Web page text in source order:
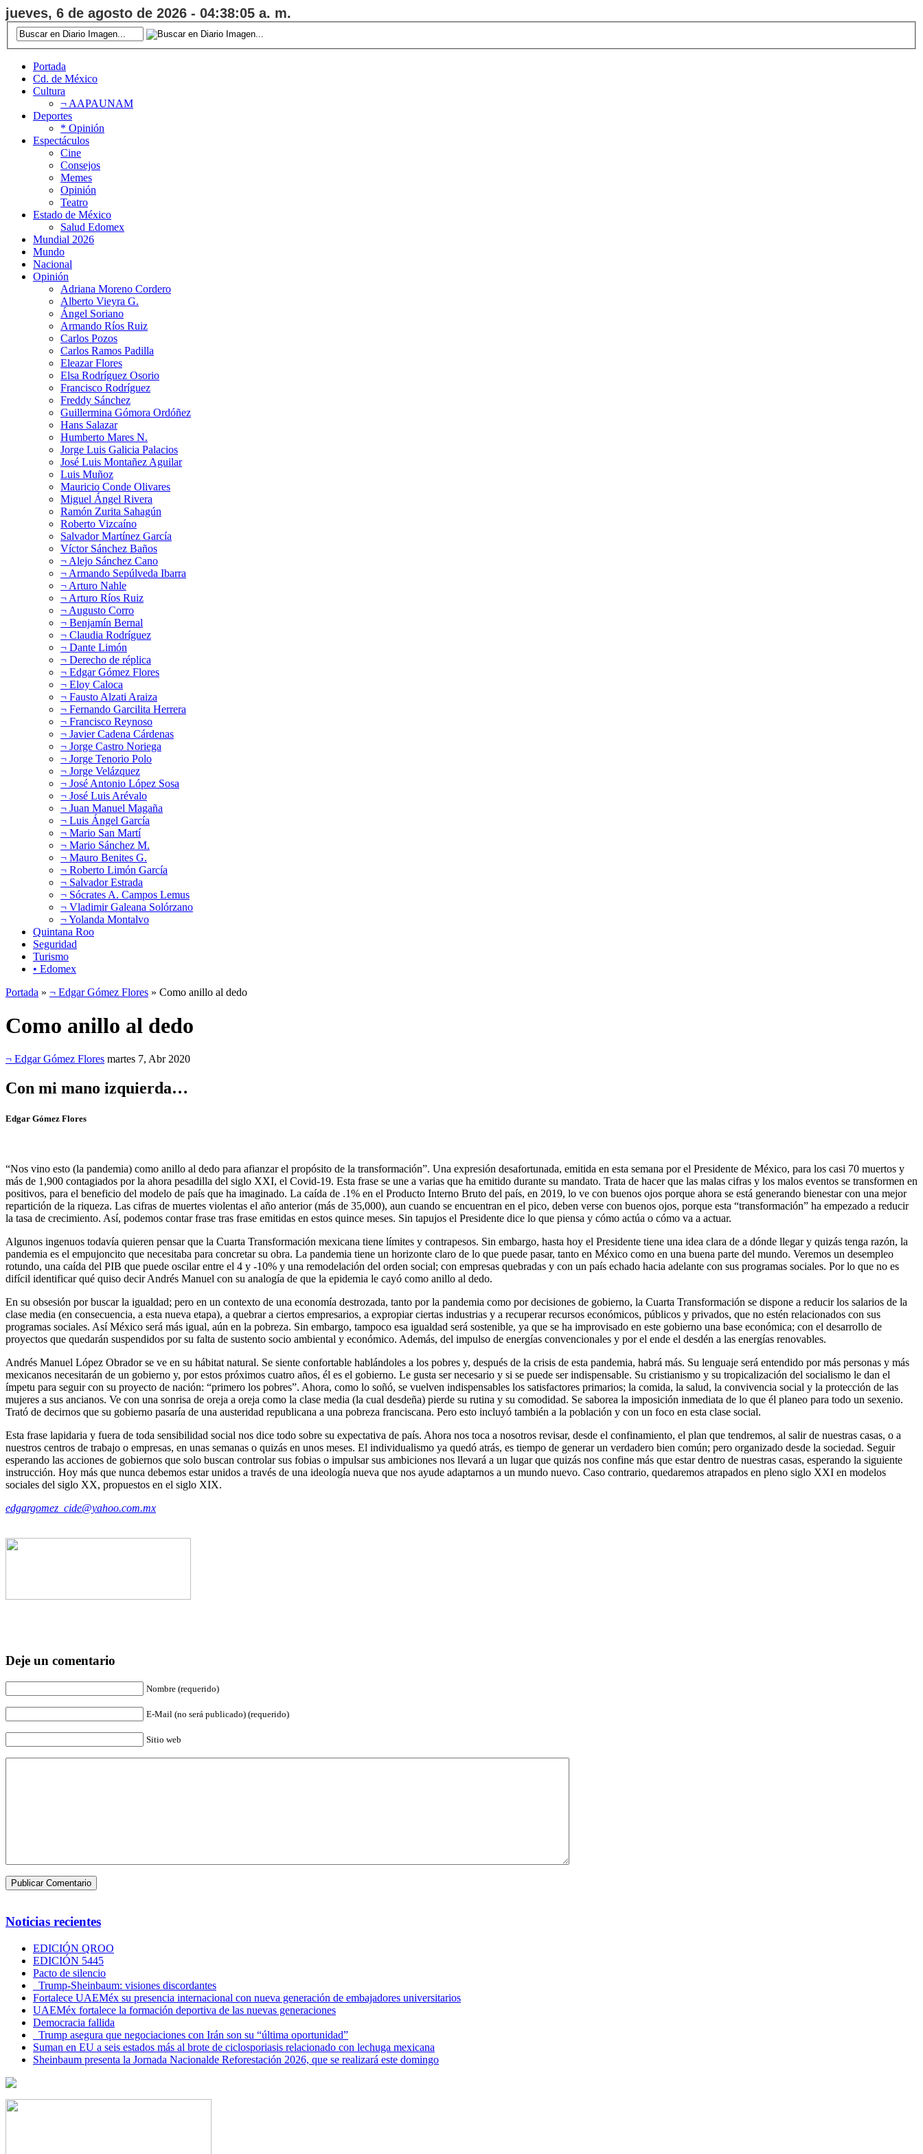
jueves, 6 de agosto de 2026 - 04:38:06 a. m.
Portada
Cd. de México
Cultura
¬ AAPAUNAM
Deportes
* Opinión
Espectáculos
Cine
Consejos
Memes
Opinión
Teatro
Estado de México
Salud Edomex
Mundial 2026
Mundo
Nacional
Opinión
Adriana Moreno Cordero
Alberto Vieyra G.
Ángel Soriano
Armando Ríos Ruiz
Carlos Pozos
Carlos Ramos Padilla
Eleazar Flores
Elsa Rodríguez Osorio
Francisco Rodríguez
Freddy Sánchez
Guillermina Gómora Ordóñez
Hans Salazar
Humberto Mares N.
Jorge Luis Galicia Palacios
José Luis Montañez Aguilar
Luis Muñoz
Mauricio Conde Olivares
Miguel Ángel Rivera
Ramón Zurita Sahagún
Roberto Vizcaíno
Salvador Martínez García
Víctor Sánchez Baños
¬ Alejo Sánchez Cano
¬ Armando Sepúlveda Ibarra
¬ Arturo Nahle
¬ Arturo Ríos Ruiz
¬ Augusto Corro
¬ Benjamín Bernal
¬ Claudia Rodríguez
¬ Dante Limón
¬ Derecho de réplica
¬ Edgar Gómez Flores
¬ Eloy Caloca
¬ Fausto Alzati Araiza
¬ Fernando Garcilita Herrera
¬ Francisco Reynoso
¬ Javier Cadena Cárdenas
¬ Jorge Castro Noriega
¬ Jorge Tenorio Polo
¬ Jorge Velázquez
¬ José Antonio López Sosa
¬ José Luis Arévalo
¬ Juan Manuel Magaña
¬ Luis Ángel García
¬ Mario San Martí
¬ Mario Sánchez M.
¬ Mauro Benites G.
¬ Roberto Limón García
¬ Salvador Estrada
¬ Sócrates A. Campos Lemus
¬ Vladimir Galeana Solórzano
¬ Yolanda Montalvo
Quintana Roo
Seguridad
Turismo
• Edomex
Portada » ¬ Edgar Gómez Flores » Como anillo al dedo
Como anillo al dedo
¬ Edgar Gómez Flores martes 7, Abr 2020
Con mi mano izquierda…
Edgar Gómez Flores
“Nos vino esto (la pandemia) como anillo al dedo para afianzar el propósito de la transformación”. Una expresión desafortunada, emitida en esta semana por el Presidente de México, para los casi 70 muertos y
más de 1,900 contagiados por la ahora pesadilla del siglo XXI, el Covid-19. Esta frase se une a varias que ha emitido durante su mandato. Trata de hacer que las malas cifras y los malos eventos se transformen en
positivos, para el beneficio del modelo de país que ha imaginado. La caída de .1% en el Producto Interno Bruto del país, en 2019, lo ve con buenos ojos porque ahora se está generando bienestar con una mejor
repartición de la riqueza. Las cifras de muertes violentas el año anterior (más de 35,000), aun cuando se encuentran en el pico, deben verse con buenos ojos, porque esta “transformación” ha empezado a reducir
la tasa de crecimiento. Así, podemos contar frase tras frase emitidas en estos quince meses. Sin tapujos el Presidente dice lo que piensa y cómo actúa o cómo va a actuar.
Algunos ingenuos todavía quieren pensar que la Cuarta Transformación mexicana tiene límites y contrapesos. Sin embargo, hasta hoy el Presidente tiene una idea clara de a dónde llegar y quizás tenga razón, la
pandemia es el empujoncito que necesitaba para concretar su obra. La pandemia tiene un horizonte claro de lo que puede pasar, tanto en México como en una buena parte del mundo. Veremos un desempleo
rotundo, una caída del PIB que puede oscilar entre el 4 y -10% y una remodelación del orden social; con empresas quebradas y con un país echado hacia adelante con sus programas sociales. Por lo que no es
difícil identificar qué quiso decir Andrés Manuel con su analogía de que la epidemia le cayó como anillo al dedo.
En su obsesión por buscar la igualdad; pero en un contexto de una economía destrozada, tanto por la pandemia como por decisiones de gobierno, la Cuarta Transformación se dispone a reducir los salarios de la
clase media (en consecuencia, a esta nueva etapa), a quebrar a ciertos empresarios, a expropiar ciertas industrias y a recuperar recursos económicos, públicos y privados, que no estén relacionados con sus
programas sociales. Así México será más igual, aún en la pobreza. Sin embargo, tampoco esa igualdad será sostenible, ya que se ha improvisado en este gobierno una base económica; con el desarrollo de
proyectos que quedarán suspendidos por su falta de sustento socio ambiental y económico. Además, del impulso de energías convencionales y por el ende el desdén a las energías renovables.
Andrés Manuel López Obrador se ve en su hábitat natural. Se siente confortable hablándoles a los pobres y, después de la crisis de esta pandemia, habrá más. Su lenguaje será entendido por más personas y más
mexicanos necesitarán de un gobierno y, por estos próximos cuatro años, él es el gobierno. Le gusta ser necesario y si se puede ser indispensable. Su cristianismo y su tropicalización del socialismo le dan el
ímpetu para seguir con su proyecto de nación: “primero los pobres”. Ahora, como lo soñó, se vuelven indispensables los satisfactores primarios; la comida, la salud, la convivencia social y la protección de las
mujeres a sus ancianos. Ve con una sonrisa de oreja a oreja como la clase media (la cual desdeña) pierde su rutina y su comodidad. Se saborea la imposición inmediata de lo que él planeo para todo un sexenio.
Trató de decirnos que su gobierno pasaría de una austeridad republicana a una pobreza franciscana. Pero esto incluyó también a la población y con un foco en esta clase social.
Esta frase lapidaria y fuera de toda sensibilidad social nos dice todo sobre su expectativa de país. Ahora nos toca a nosotros revisar, desde el confinamiento, el plan que tendremos, al salir de nuestras casas, o a
nuestros centros de trabajo o empresas, en unas semanas o quizás en unos meses. El individualismo ya quedó atrás, es tiempo de generar un verdadero bien común; pero organizado desde la sociedad. Seguir
esperando las acciones de gobiernos que solo buscan controlar sus fobias o impulsar sus ambiciones nos llevará a un lugar que quizás nos confine más que estar dentro de nuestras casas, esperando la siguiente
instrucción. Hoy más que nunca debemos estar unidos a través de una ideología nueva que nos ayude adaptarnos a un mundo nuevo. Caso contrario, quedaremos atrapados en pleno siglo XXI en modelos
sociales del siglo XX, propuestos en el siglo XIX.
edgargomez_cide@yahoo.com.mx
Deje un comentario
Nombre (requerido)
E-Mail (no será publicado) (requerido)
Sitio web
Noticias recientes
EDICIÓN QROO
EDICIÓN 5445
Pacto de silencio
Trump-Sheinbaum: visiones discordantes
Fortalece UAEMéx su presencia internacional con nueva generación de embajadores universitarios
UAEMéx fortalece la formación deportiva de las nuevas generaciones
Democracia fallida
Trump asegura que negociaciones con Irán son su “última oportunidad”
Suman en EU a seis estados más al brote de ciclosporiasis relacionado con lechuga mexicana
Sheinbaum presenta la Jornada Nacionalde Reforestación 2026, que se realizará este domingo